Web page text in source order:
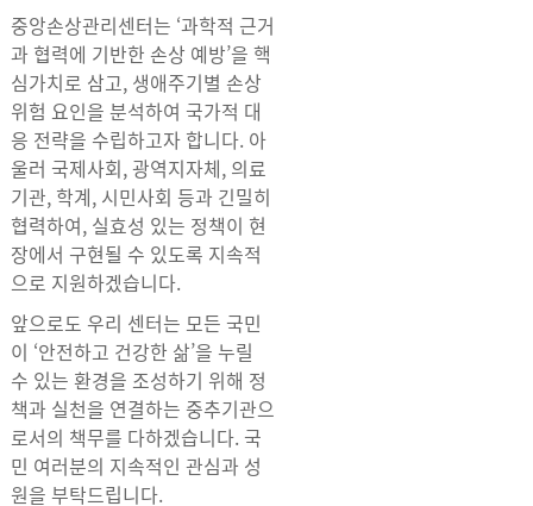
중앙손상관리센터는 ‘과학적 근거
과 협력에 기반한 손상 예방’을 핵
심가치로 삼고, 생애주기별 손상
위험 요인을 분석하여 국가적 대
응 전략을 수립하고자 합니다. 아
울러 국제사회, 광역지자체, 의료
기관, 학계, 시민사회 등과 긴밀히
협력하여, 실효성 있는 정책이 현
장에서 구현될 수 있도록 지속적
으로 지원하겠습니다.
앞으로도 우리 센터는 모든 국민
이 ‘안전하고 건강한 삶’을 누릴
수 있는 환경을 조성하기 위해 정
책과 실천을 연결하는 중추기관으
로서의 책무를 다하겠습니다. 국
민 여러분의 지속적인 관심과 성
원을 부탁드립니다.